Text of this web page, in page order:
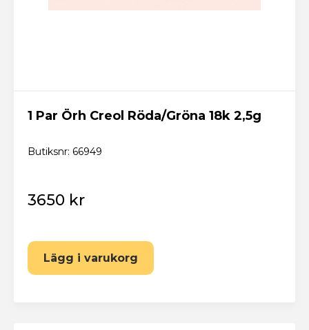
1 Par Örh Creol Röda/Gröna 18k 2,5g
Butiksnr: 66949
3650 kr
Lägg i varukorg